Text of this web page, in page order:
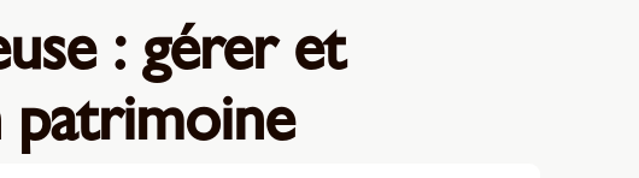
: gérer et